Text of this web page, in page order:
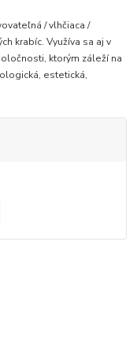
/ vlhčiaca /
krabíc. Využíva sa aj v
ktorým záleží na
estetická,